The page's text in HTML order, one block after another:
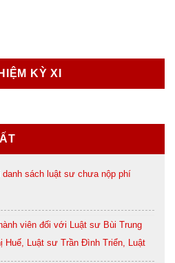
KỲ XI
sách luật sư chưa nộp phí
viên đối với Luật sư Bùi Trung
Huế, Luật sư Trần Đình Triển, Luật